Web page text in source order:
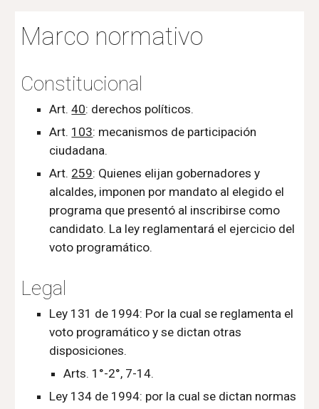
Marco normativo
Constitucional
Art. 40: derechos políticos.
Art. 103: mecanismos de participación
ciudadana.
Art. 259: Quienes elijan gobernadores y
alcaldes, imponen por mandato al elegido el
programa que presentó al inscribirse como
candidato. La ley reglamentará el ejercicio del
voto programático.
Legal
Ley 131 de 1994: Por la cual se reglamenta el
voto programático y se dictan otras
disposiciones.
Arts. 1°-2°, 7-14.
Ley 134 de 1994: por la cual se dictan normas